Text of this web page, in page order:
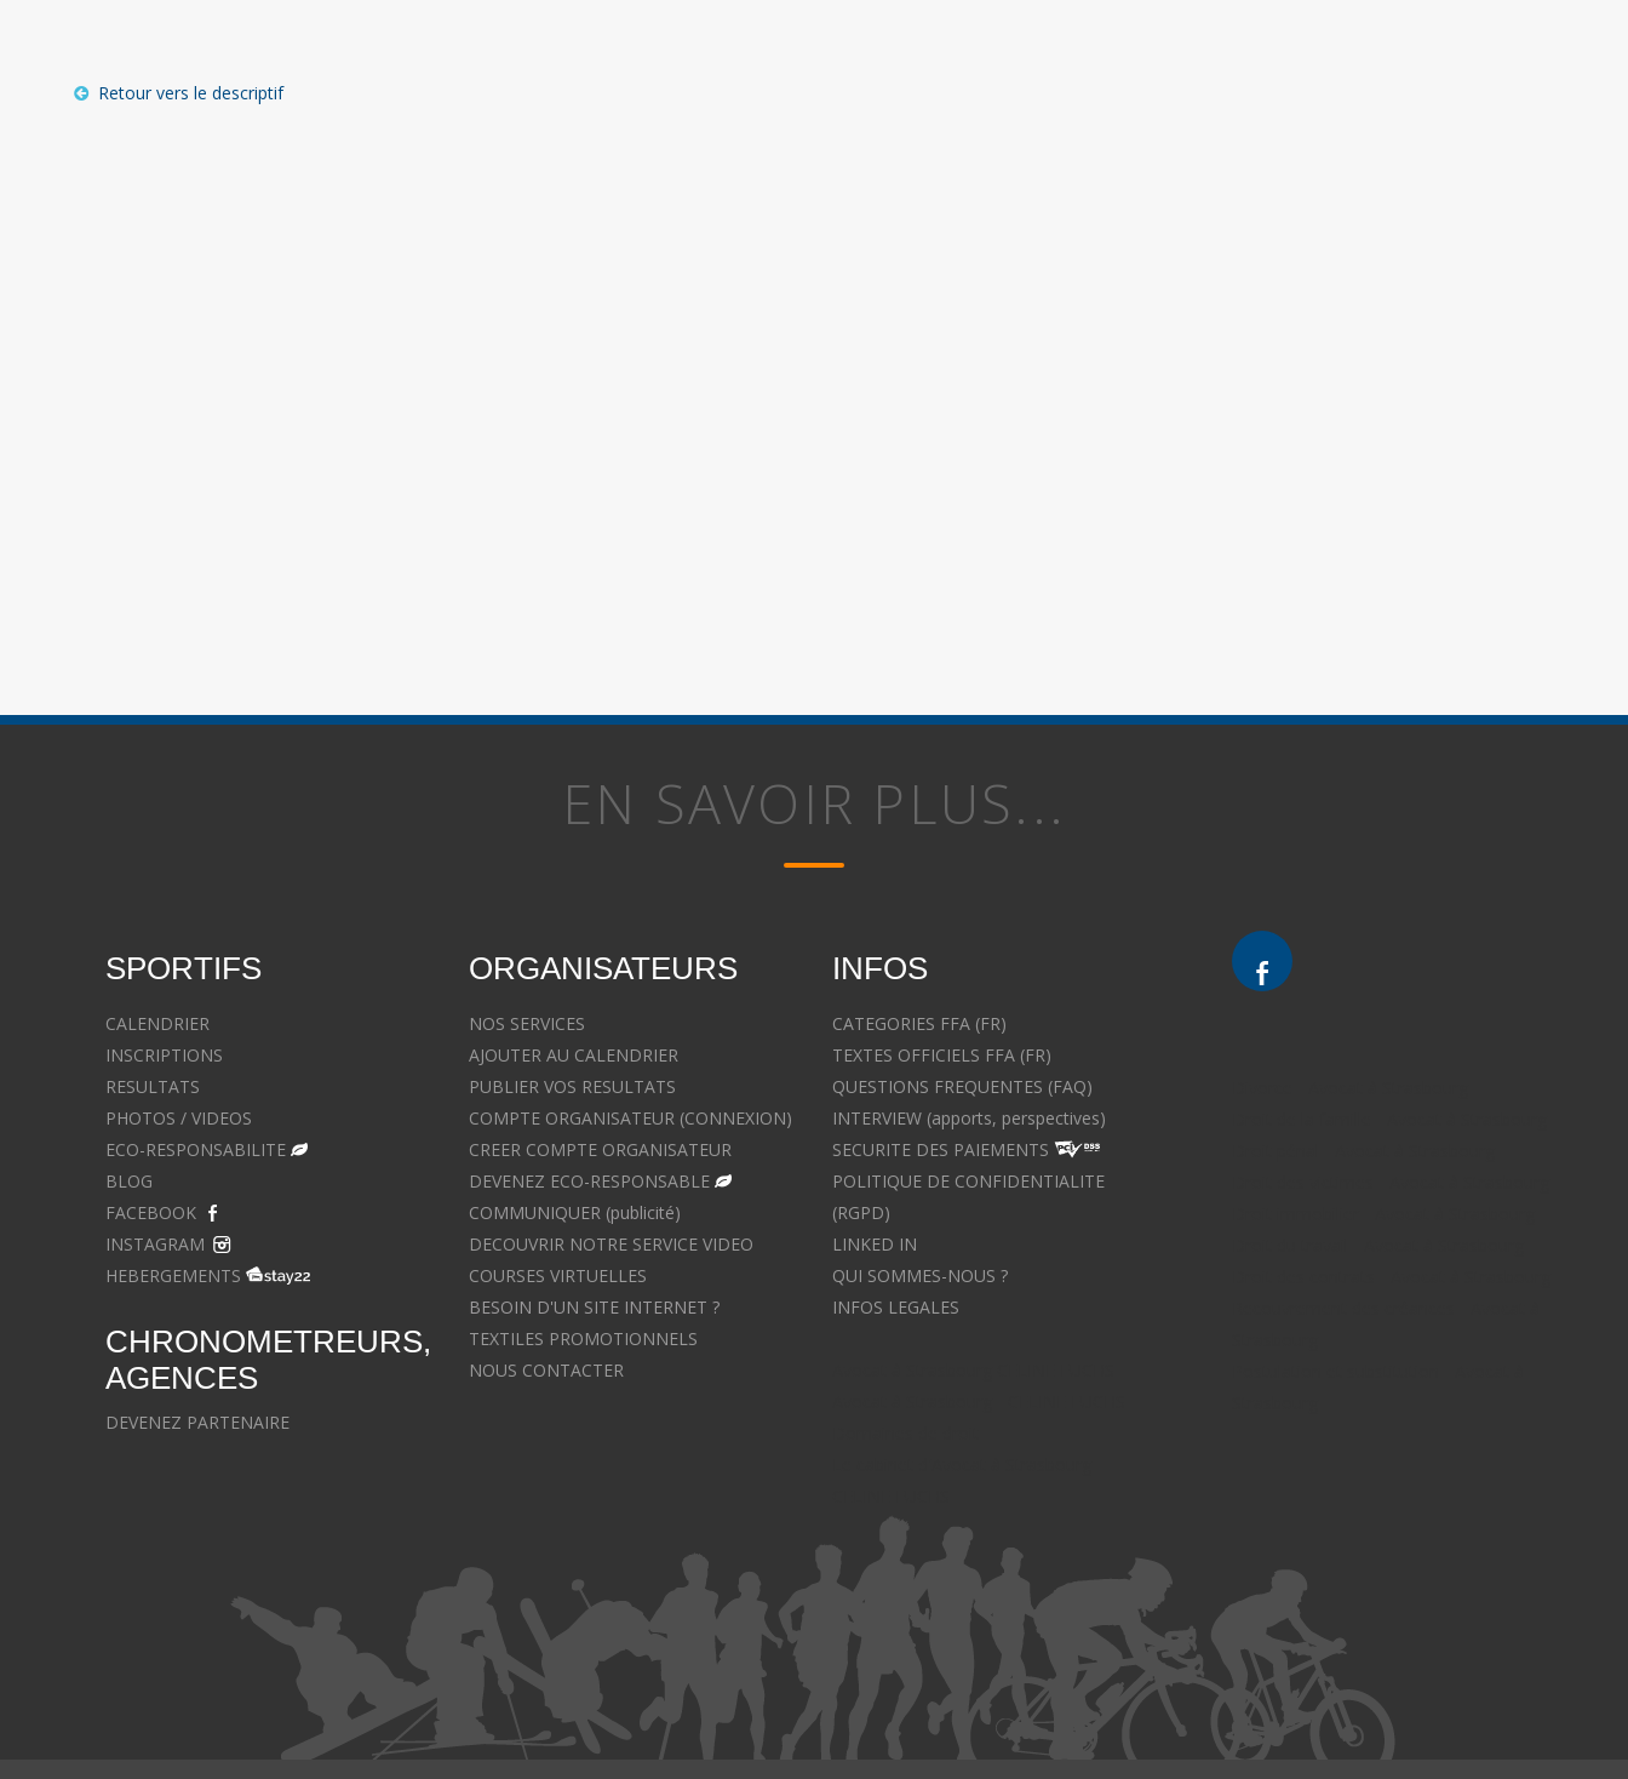
Retour vers le descriptif
EN SAVOIR PLUS...
SPORTIFS
CALENDRIER
INSCRIPTIONS
RESULTATS
PHOTOS / VIDEOS
ECO-RESPONSABILITE
BLOG
FACEBOOK
INSTAGRAM
HEBERGEMENTS
CHRONOMETREURS,
AGENCES
DEVENEZ PARTENAIRE
ORGANISATEURS
NOS SERVICES
AJOUTER AU CALENDRIER
PUBLIER VOS RESULTATS
COMPTE ORGANISATEUR (CONNEXION)
CREER COMPTE ORGANISATEUR
DEVENEZ ECO-RESPONSABLE
COMMUNIQUER (publicité)
DECOUVRIR NOTRE SERVICE VIDEO
COURSES VIRTUELLES
BESOIN D'UN SITE INTERNET ?
TEXTILES PROMOTIONNELS
NOUS CONTACTER
INFOS
CATEGORIES FFA (FR)
TEXTES OFFICIELS FFA (FR)
QUESTIONS FREQUENTES (FAQ)
INTERVIEW (apports, perspectives)
SECURITE DES PAIEMENTS
POLITIQUE DE CONFIDENTIALITE
(RGPD)
LINKED IN
QUI SOMMES-NOUS ?
INFOS LEGALES